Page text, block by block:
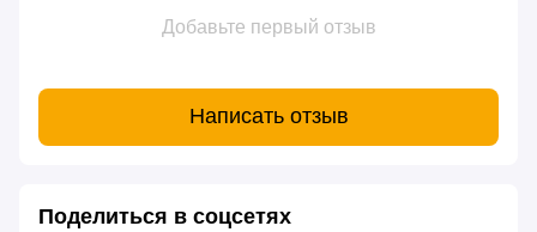
Добавьте первый отзыв
Написать отзыв
Поделиться в соцсетях